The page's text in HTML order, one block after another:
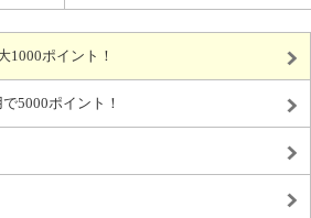
1000ポイント！
5000ポイント！